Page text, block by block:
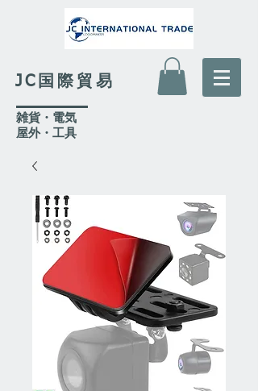
JC国際貿易
​雑貨・電気
​屋外・工具